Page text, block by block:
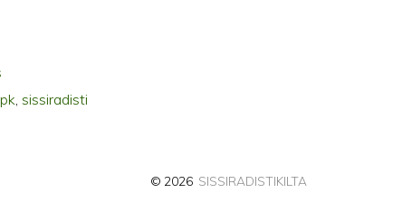
,sissiradisti
© 2026 SISSIRADISTIKILTA